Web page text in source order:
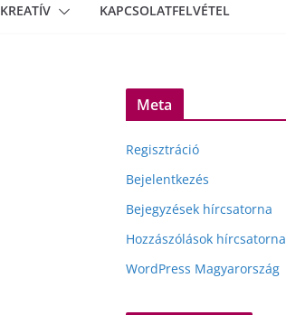
KREATÍV KAPCSOLATFELVÉTEL
Meta
Regisztráció
Bejelentkezés
Bejegyzések hírcsatorna
Hozzászólások hírcsatorna
WordPress Magyarország